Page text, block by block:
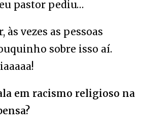
pastor pediu…
às vezes as pessoas
sobre isso aí.
em racismo religioso na